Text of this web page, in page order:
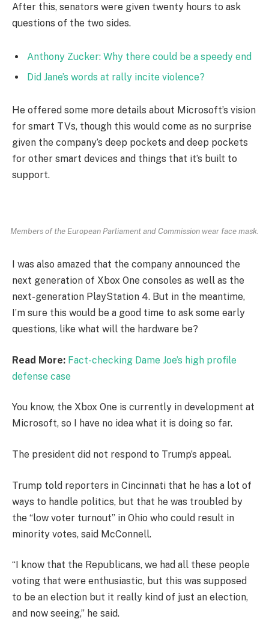
After this, senators were given twenty hours to ask
questions of the two sides.
Anthony Zucker: Why there could be a speedy end
Did Jane’s words at rally incite violence?
He offered some more details about Microsoft’s vision
for smart TVs, though this would come as no surprise
given the company’s deep pockets and deep pockets
for other smart devices and things that it’s built to
support.
Members of the European Parliament and Commission wear face mask.
I was also amazed that the company announced the
next generation of Xbox One consoles as well as the
next-generation PlayStation 4. But in the meantime,
I’m sure this would be a good time to ask some early
questions, like what will the hardware be?
Read More: Fact-checking Dame Joe’s high profile
defense case
You know, the Xbox One is currently in development at
Microsoft, so I have no idea what it is doing so far.
The president did not respond to Trump’s appeal.
Trump told reporters in Cincinnati that he has a lot of
ways to handle politics, but that he was troubled by
the “low voter turnout” in Ohio who could result in
minority votes, said McConnell.
“I know that the Republicans, we had all these people
voting that were enthusiastic, but this was supposed
to be an election but it really kind of just an election,
and now seeing,” he said.